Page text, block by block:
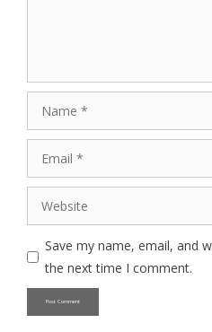
Website
Save my name, email, and
the next time I comment.